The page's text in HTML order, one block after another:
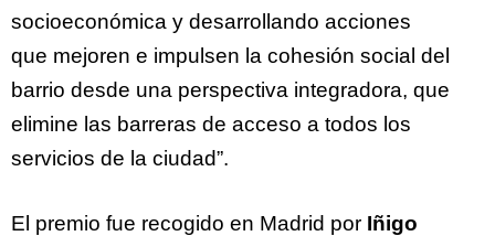
socioeconómica y desarrollando acciones
que mejoren e impulsen la cohesión social del
barrio desde una perspectiva integradora, que
elimine las barreras de acceso a todos los
servicios de la ciudad”.
El premio fue recogido en Madrid por Iñigo